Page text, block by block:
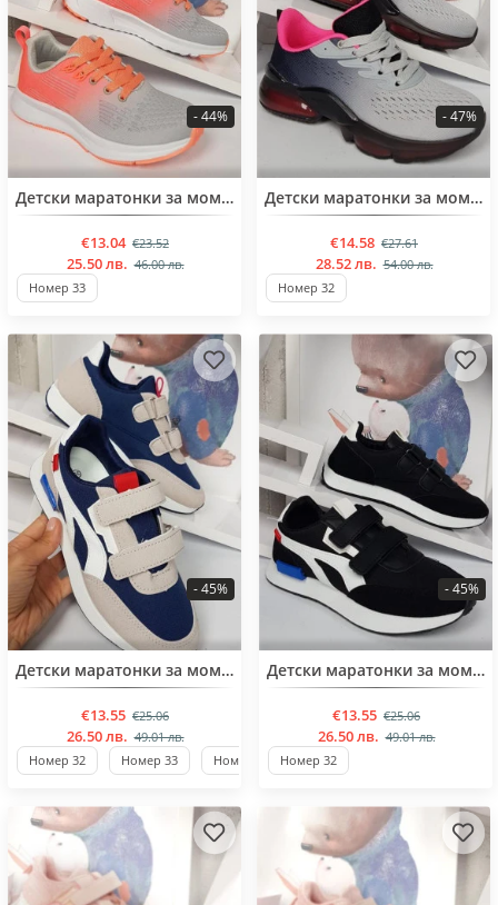
BESTSELLERДетски маратонки за момичета от 31 до 36 номер
€13.04 €23.52
- 44%
25.50 лв. 46.00 лв.
Номер 33
BESTSELLERДетски маратонки за момиче от 31 до 36 номер
€14.58 €27.61
- 47%
28.52 лв. 54.00 лв.
Номер 32
BESTSELLERДетски маратонки за момиче от 30 до 35 номер
€13.55 €25.06
- 45%
26.50 лв. 49.01 лв.
Номер 32
Номер 33 Номер 30
BESTSELLERДетски маратонки за момиче от 30 до 35 номер
€13.55 €25.06
- 45%
26.50 лв. 49.01 лв.
Номер 32